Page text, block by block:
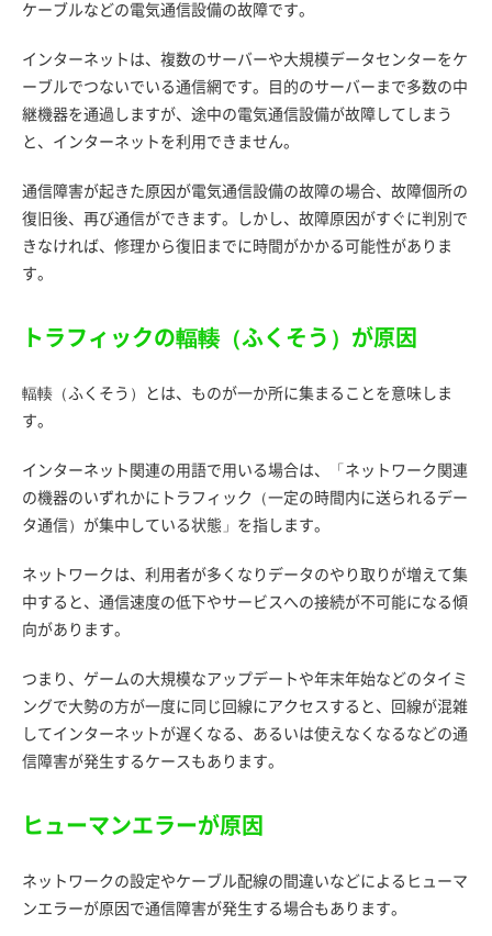
ケーブルなどの電気通信設備の故障です。
インターネットは、複数のサーバーや大規模データセンターをケ
ーブルでつないでいる通信網です。目的のサーバーまで多数の中
継機器を通過しますが、途中の電気通信設備が故障してしまう
と、インターネットを利用できません。
通信障害が起きた原因が電気通信設備の故障の場合、故障個所の
復旧後、再び通信ができます。しかし、故障原因がすぐに判別で
きなければ、修理から復旧までに時間がかかる可能性がありま
す。
トラフィックの輻輳（ふくそう）が原因
輻輳（ふくそう）とは、ものが一か所に集まることを意味しま
す。
インターネット関連の用語で用いる場合は、「ネットワーク関連
の機器のいずれかにトラフィック（一定の時間内に送られるデー
タ通信）が集中している状態」を指します。
ネットワークは、利用者が多くなりデータのやり取りが増えて集
中すると、通信速度の低下やサービスへの接続が不可能になる傾
向があります。
つまり、ゲームの大規模なアップデートや年末年始などのタイミ
ングで大勢の方が一度に同じ回線にアクセスすると、回線が混雑
してインターネットが遅くなる、あるいは使えなくなるなどの通
信障害が発生するケースもあります。
ヒューマンエラーが原因
ネットワークの設定やケーブル配線の間違いなどによるヒューマ
ンエラーが原因で通信障害が発生する場合もあります。